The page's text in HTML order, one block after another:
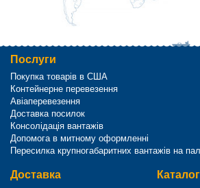
Послуги
Покупка товарів в США
Контейнерне перевезення
Авіаперевезення
Доставка посилок
Консолідація вантажів
Допомога в митному оформленні
Пересилка крупногабаритних вантажів на
Доставка